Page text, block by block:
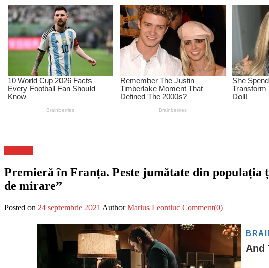
Premieră în Franța. Peste jumătate din
de mirare”
Posted on 24 septembrie 2021 Author Marius Leontiuc Comment(0)